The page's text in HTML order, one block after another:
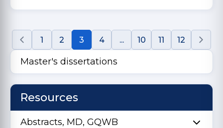
1 2 3 4 ... 10 11 12
Master's dissertations
Resources
Abstracts, MD, GQWB